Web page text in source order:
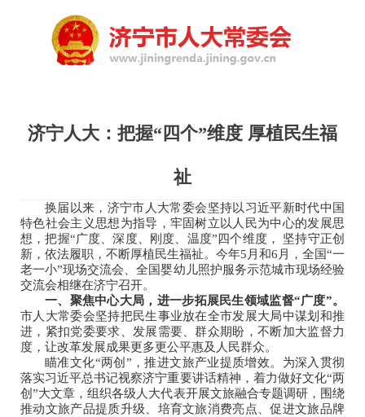
济宁人大：把握“四个”维度 厚植民生福
祉
换届以来，济宁市人大常委会坚持以习近平新时代中国
特色社会主义思想为指导，牢固树立以人民为中心的发展思
想，把握“广度、深度、刚度、温度”四个维度， 坚持守正创
新，依法履职，不断厚植民生福祉。今年5月和6月，全国“一
老一小”现场交流会、全国婴幼儿照护服务示范城市现场经验
交流会相继在济宁召开。
一、聚焦中心大局，进一步拓展民生领域监督“广度”。
市人大常委会坚持把民生事业放在全市发展大局中谋划和推
进，紧扣党委要求、发展需要、群众期盼，不断加大监督力
度，让改革发展成果更多更公平惠及人民群众。
瞄准文化“两创”，推进文旅产业提质增效。为深入贯彻
落实习近平总书记视察济宁重要讲话精神，着力做好文化“两
创”大文章，组织各级人大代表开展文旅融合专题调研，围绕
推动文旅产品提质升级、培育文旅消费亮点、促进文旅品牌